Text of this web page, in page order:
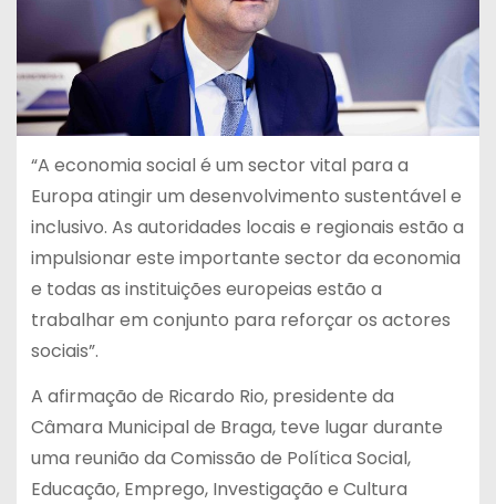
“A economia social é um sector vital para a
Europa atingir um desenvolvimento sustentável e
inclusivo. As autoridades locais e regionais estão a
impulsionar este importante sector da economia
e todas as instituições europeias estão a
trabalhar em conjunto para reforçar os actores
sociais”.
A afirmação de Ricardo Rio, presidente da
Câmara Municipal de Braga, teve lugar durante
uma reunião da Comissão de Política Social,
Educação, Emprego, Investigação e Cultura